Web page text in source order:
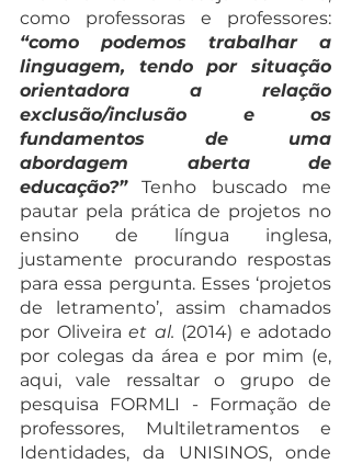
“como podemos trabalhar a
linguagem, tendo por situação
orientadora a relação
exclusão/inclusão e os
fundamentos de uma
abordagem aberta de
educação?” Tenho buscado me
pautar pela prática de projetos no
ensino de língua inglesa,
justamente procurando respostas
para essa pergunta. Esses ‘projetos
de letramento’, assim chamados
por Oliveira et al. (2014) e adotado
por colegas da área e por mim (e,
aqui, vale ressaltar o grupo de
pesquisa FORMLI - Formação de
professores, Multiletramentos e
Identidades, da UNISINOS, onde